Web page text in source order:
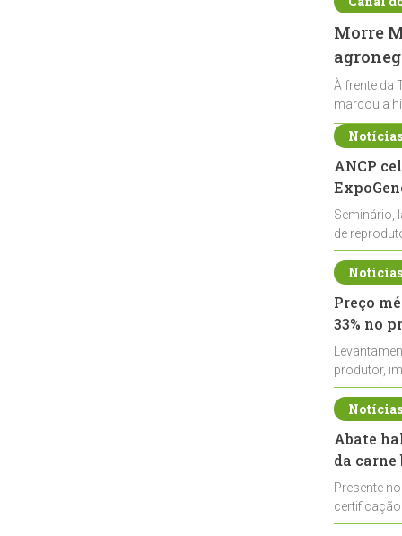
Morre
À frente da
marcou a
ANCP
Seminário,
de
durante a
Preço
33% no
produtor,
de leite cru
Abate
da
Presente